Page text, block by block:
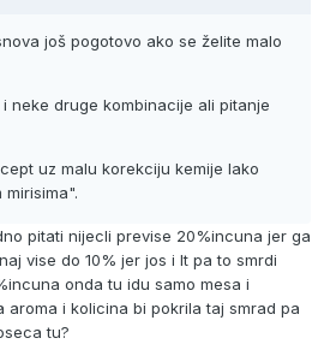
još pogotovo ako se želite malo
neke druge kombinacije ali pitanje
uz malu korekciju kemije lako
pitati nijecli previse 20%incuna jer ga
vise do 10% jer jos i lt pa to smrdi
onda tu idu samo mesa i
aroma i kolicina bi pokrila taj smrad pa
tu?